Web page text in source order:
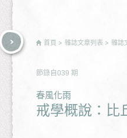
首頁 雜誌文章列表 雜誌
節錄自 039 期
春風化雨
戒學概說：比